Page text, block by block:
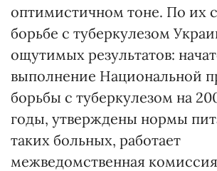
оптимистичном тоне. По их
борьбе с туберкулезом
ощутимых результатов:
выполнение Национальной
борьбы с туберкулезом на
годы, утверждены нормы
таких больных, работает
межведомственная